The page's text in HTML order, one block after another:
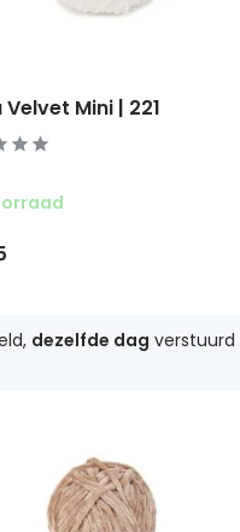
Mini | 221
dezelfde dag verstuurd